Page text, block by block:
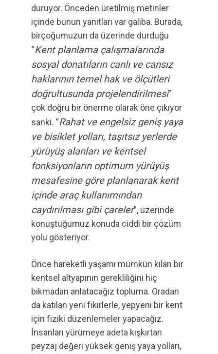
duruyor. Önceden üretilmiş metinler
içinde bunun yanıtları var galiba. Burada,
birçoğumuzun da üzerinde durduğu
“Kent planlama çalışmalarında
sosyal donatıların canlı ve cansız
haklarının temel hak ve ölçütleri
doğrultusunda projelendirilmesi”
çok doğru bir önerme olarak öne çıkıyor
sanki. “Rahat ve engelsiz geniş yaya
ve bisiklet yolları, taşıtsız yerlerde
yürüyüş alanları ve kentsel
fonksiyonların optimum yürüyüş
mesafesine göre planlanarak kent
içinde araç kullanımından
caydırılması gibi çareler”, üzerinde
konuştuğumuz konuda ciddi bir çözüm
yolu gösteriyor.
Önce hareketli yaşamı mümkün kılan bir
kentsel altyapının gerekliliğini hiç
bıkmadan anlatacağız topluma. Oradan
da katılan yeni fikirlerle, yepyeni bir kent
için fiziki düzenlemeler yapacağız.
İnsanları yürümeye adeta kışkırtan
peyzaj değeri yüksek geniş yaya yolları,